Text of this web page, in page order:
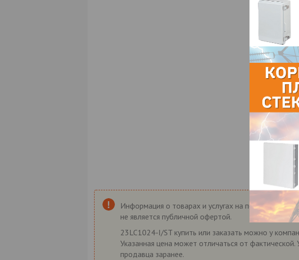
Информация о товарах и услугах на портале
не является публичной офертой.
23LC1024-I/ST купить или заказать можно у
Указанная цена может отличаться от фактической.
продавца заранее.